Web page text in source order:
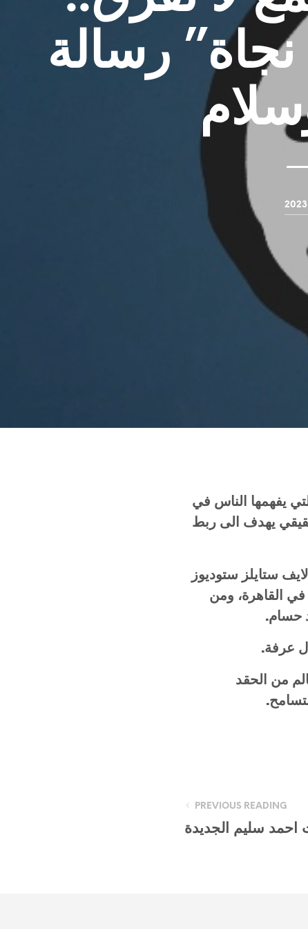
رسالة
يفهمها الناس في
يهدف الى ربط
ستايلز ستوديوز
في القاهرة، ومن
حسام.
عرفة.
من الحقد
PREVIOUS READING
احمد سليم الجديدة